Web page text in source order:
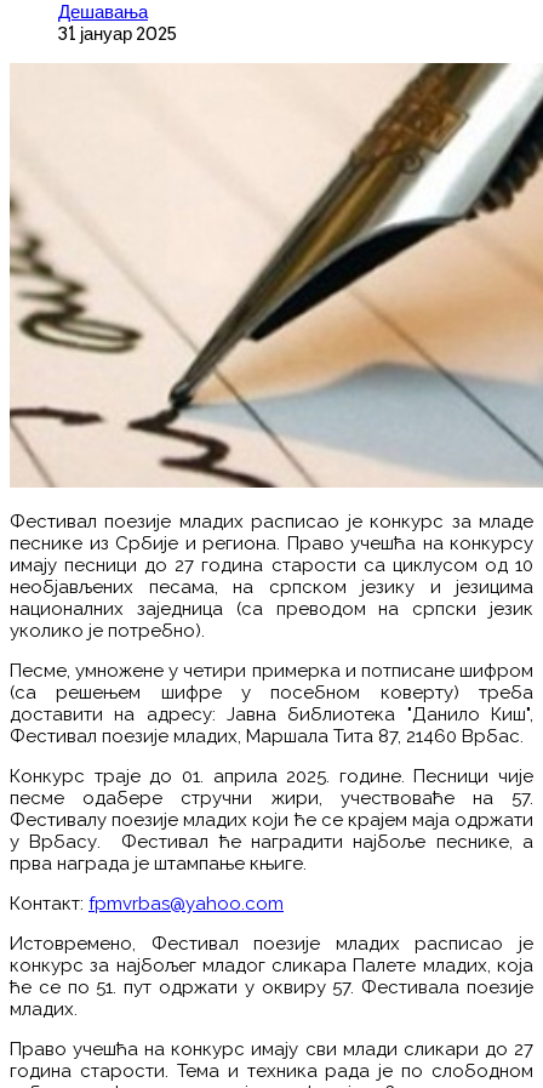
Дешавања
31 јануар 2025
Фестивал поезије младих расписао је конкурс за младе
песнике из Србије и региона. Право учешћа на конкурсу
имају песници до 27 година старости са циклусом од 10
необјављених песама, на српском језику и језицима
националних заједница (са преводом на српски језик
уколико је потребно).
Песме, умножене у четири примерка и потписане шифром
(са решењем шифре у посебном коверту) треба
доставити на адресу: Јавна библиотека "Данило Киш",
Фестивал поезије младих, Маршала Тита 87, 21460 Врбас.
Конкурс траје до 01. априла 2025. године. Песници чије
песме одабере стручни жири, учествоваће на 57.
Фестивалу поезије младих који ће се крајем маја одржати
у Врбасу. Фестивал ће наградити најбоље песнике, а
прва награда је штампање књиге.
Контакт: fpmvrbas@yahoo.com
Истовремено, Фестивал поезије младих расписао је
конкурс за најбољег младог сликара Палете младих, која
ће се по 51. пут одржати у оквиру 57. Фестивала поезије
младих.
Право учешћа на конкурс имају сви млади сликари до 27
година старости. Тема и техника рада је по слободном